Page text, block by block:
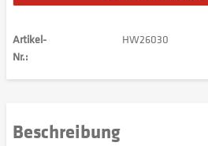
Artikel-
Nr.:
HW26030
Beschreibung